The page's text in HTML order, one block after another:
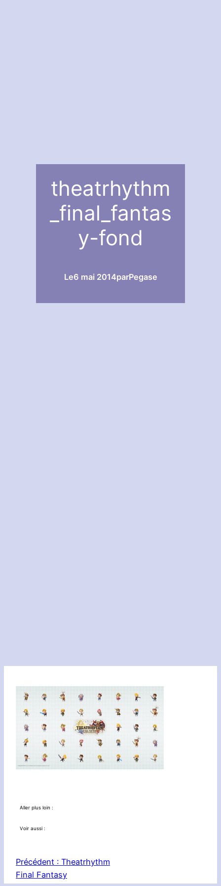
theatrhythm
_final_fantas
y-fond
Le6 mai 2014parPegase
Aller plus loin :
Voir aussi :
Précédent : Theatrhythm
Final Fantasy